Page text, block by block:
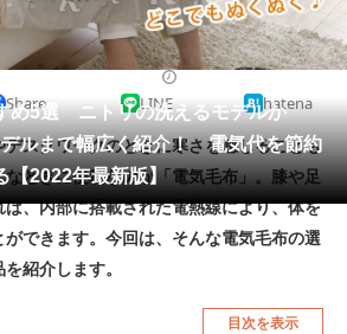
スマホ・携帯電話
ファッション
家電
本・DVD・CD
生活用品
美容・コスメ
め5選 ニトリの洗えるモデルか
ルまで幅広く紹介！ 電気代を節約
【2022年最新版】
Share LINE hatena
スクワークのときに寒さを感じることも
ときに便利なのが「電気毛布」。膝や足
、内部に搭載された電熱線により、体を
できます。今回は、そんな電気毛布の選
紹介します。
目次を表示